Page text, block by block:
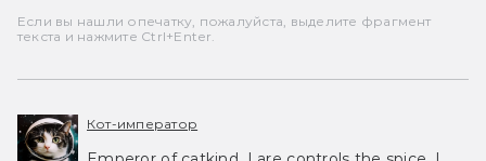
Если вы нашли опечатку, пожалуйста, выделите фрагмент
текста и нажмите Ctrl+Enter.
Кот-император